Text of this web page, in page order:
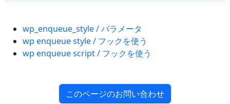
wp_enqueue_style / パラメータ
wp enqueue style / フックを使う
wp enqueue script / フックを使う
このページのお問い合わせ